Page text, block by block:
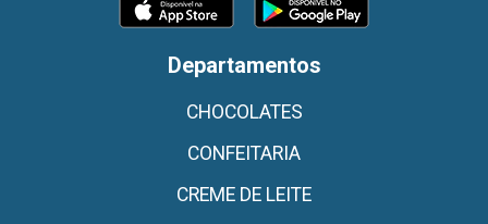
Departamentos
CHOCOLATES
CONFEITARIA
CREME DE LEITE